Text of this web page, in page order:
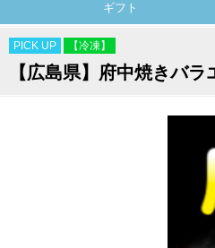
ギフト
PICK UP 【冷凍】
【広島県】府中焼きバラ